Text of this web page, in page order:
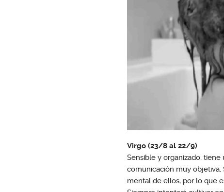
Virgo (23/8 al 22/9)
Sensible y organizado,
comunicación muy objetiva.
mental de ellos, por lo que